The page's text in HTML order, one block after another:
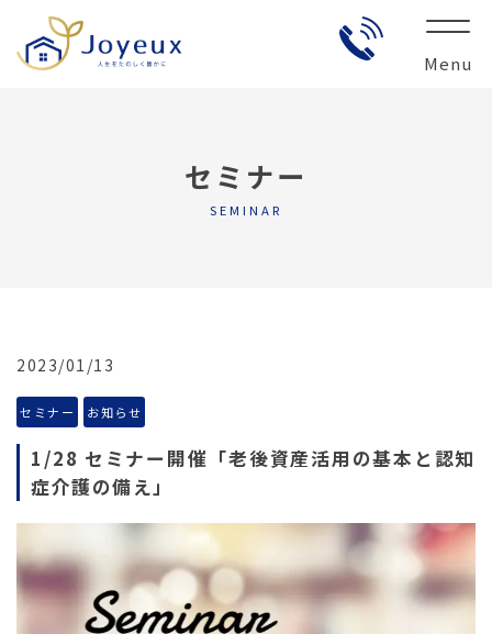
Menu
セミナー
SEMINAR
2023/01/13
セミナー お知らせ
1/28 セミナー開催「老後資産活用の基本と認知
症介護の備え」